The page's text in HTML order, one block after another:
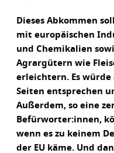
Dieses Abkommen
mit europäischen
und Chemikalien
Agrargütern wie
erleichtern. Es würde
Seiten entsprechen
Außerdem, so eine
Befürworter:innen,
wenn es zu keinem
der EU käme. Und